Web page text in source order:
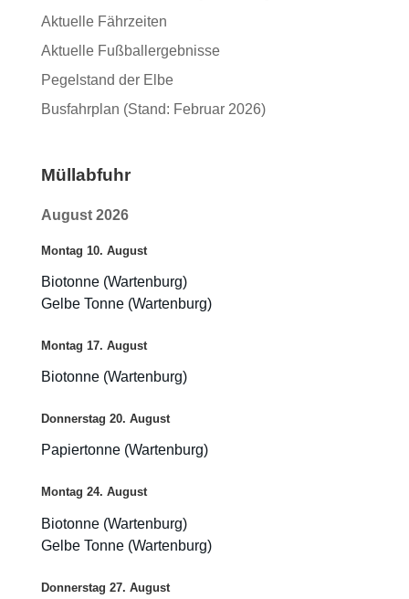
Aktuelle Fährzeiten
Aktuelle Fußballergebnisse
Pegelstand der Elbe
Busfahrplan (Stand: Februar 2026)
Müllabfuhr
August 2026
Montag 10. August
Biotonne (Wartenburg)
Gelbe Tonne (Wartenburg)
Montag 17. August
Biotonne (Wartenburg)
Donnerstag 20. August
Papiertonne (Wartenburg)
Montag 24. August
Biotonne (Wartenburg)
Gelbe Tonne (Wartenburg)
Donnerstag 27. August